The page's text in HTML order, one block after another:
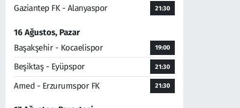
Gaziantep FK - Alanyaspor 21:30
16 Ağustos, Pazar
Başakşehir - Kocaelispor
19:00
Beşiktaş - Eyüpspor 21:30
Amed - Erzurumspor FK 21:30